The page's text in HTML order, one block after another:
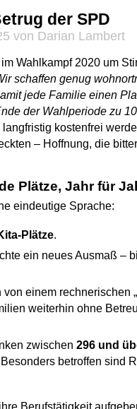
der SPD
von Darian Lambert
Wahlkampf 2020 um
schaffen genug
jede Familie einen
der Wahlperiode zu
kostenfrei
– Hoffnung, die
Plätze, Jahr für
eindeutige Sprache:
Plätze.
ein neues Ausmaß –
einem rechnerischen
weiterhin ohne
zwischen 296 und
betroffen sind
Berufstätigkeit